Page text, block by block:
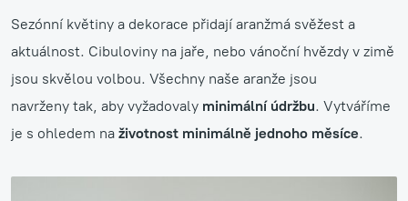
Sezónní květiny a dekorace přidají aranžmá svěžest a
aktuálnost. Cibuloviny na jaře, nebo vánoční hvězdy v zimě
jsou skvělou volbou. Všechny naše aranže jsou
navrženy tak, aby vyžadovaly minimální údržbu. Vytváříme
je s ohledem na životnost minimálně jednoho měsíce.